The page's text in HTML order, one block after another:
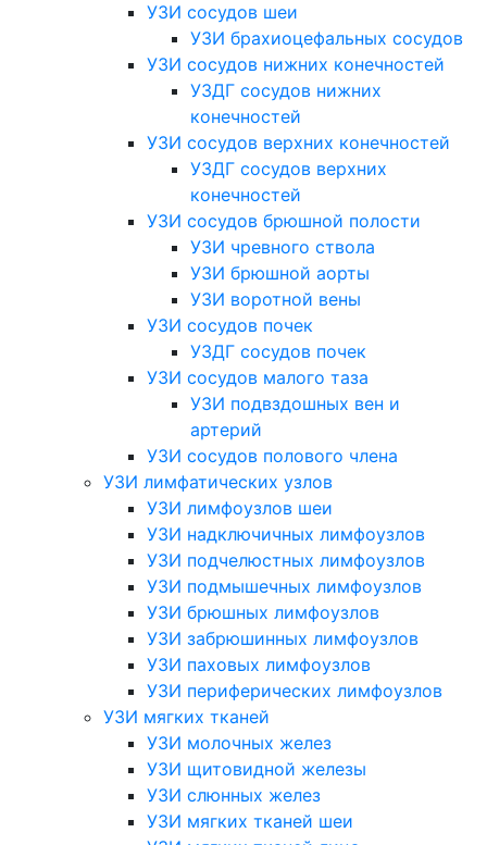
УЗИ сосудов шеи
УЗИ брахиоцефальных сосудов
УЗИ сосудов нижних конечностей
УЗДГ сосудов нижних
конечностей
УЗИ сосудов верхних конечностей
УЗДГ сосудов верхних
конечностей
УЗИ сосудов брюшной полости
УЗИ чревного ствола
УЗИ брюшной аорты
УЗИ воротной вены
УЗИ сосудов почек
УЗДГ сосудов почек
УЗИ сосудов малого таза
УЗИ подвздошных вен и
артерий
УЗИ сосудов полового члена
УЗИ лимфатических узлов
УЗИ лимфоузлов шеи
УЗИ надключичных лимфоузлов
УЗИ подчелюстных лимфоузлов
УЗИ подмышечных лимфоузлов
УЗИ брюшных лимфоузлов
УЗИ забрюшинных лимфоузлов
УЗИ паховых лимфоузлов
УЗИ периферических лимфоузлов
УЗИ мягких тканей
УЗИ молочных желез
УЗИ щитовидной железы
УЗИ слюнных желез
УЗИ мягких тканей шеи